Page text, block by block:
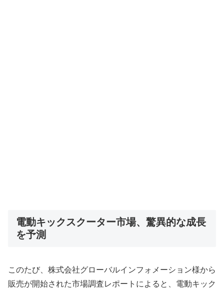
電動キックスクーター市場、驚異的な成長
を予測
このたび、株式会社グローバルインフォメーション様から
販売が開始された市場調査レポートによると、電動キック